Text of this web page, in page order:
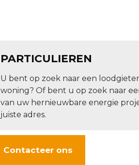
PARTICULIEREN
U bent op zoek naar een
woning? Of bent u op zoek naar
van uw hernieuwbare energie
juiste adres.
Contacteer ons